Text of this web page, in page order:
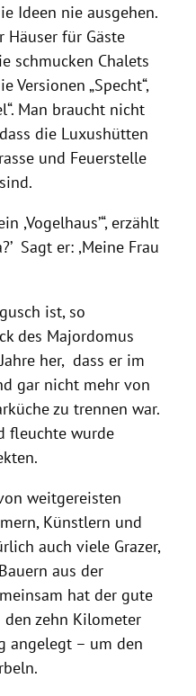
Ideen nie ausgehen.
für Gäste
schmucken Chalets
„Specht“,
Man braucht nicht
die Luxushütten
und Feuerstelle
,Vogelhaus’“, erzählt
Sagt er: ,Meine Frau
ist, so
des Majordomus
her, dass er im
gar nicht mehr von
zu trennen war.
fleuchte wurde
weitgereisten
Künstlern und
auch viele Grazer,
aus der
hat der gute
zehn Kilometer
angelegt – um den